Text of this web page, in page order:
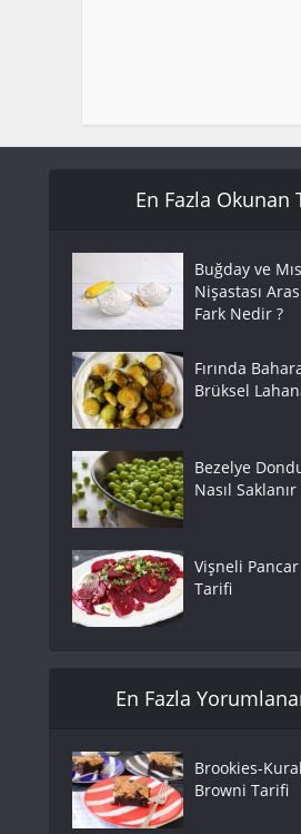
En Fazla Okunan
Buğday ve
Nişastası
Fark Nedir ?
Fırında
Brüksel
Bezelye
Nasıl Saklanır
Vişneli
Tarifi
En Fazla
Brookies-
Browni Tarifi